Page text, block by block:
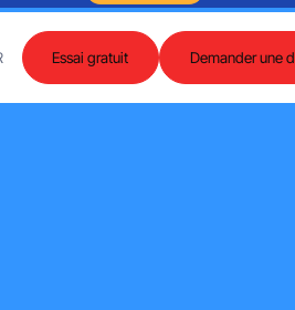
Essai gratuit Demander une